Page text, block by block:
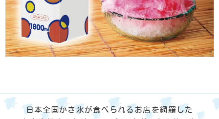
日本全国かき氷が食べられるお店を網羅した